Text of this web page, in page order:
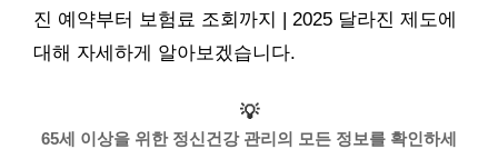
진 예약부터 보험료 조회까지 | 2025 달라진 제도에
대해 자세하게 알아보겠습니다.
💡
65세 이상을 위한 정신건강 관리의 모든 정보를 확인하세